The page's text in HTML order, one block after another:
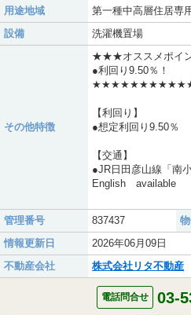
用途地域
第一種中高層住居専
設備
洗濯機置場
その他特徴
★★★オススメ
●利回り9.50％！
【利回り】
●想定利回り9.50
【交通】
●JR日田彦山線「南
English available
管理番号 837437
情報更新日
2026年06月09日
不動産会社
株式会社リタ不動産
電話問合せ 03-